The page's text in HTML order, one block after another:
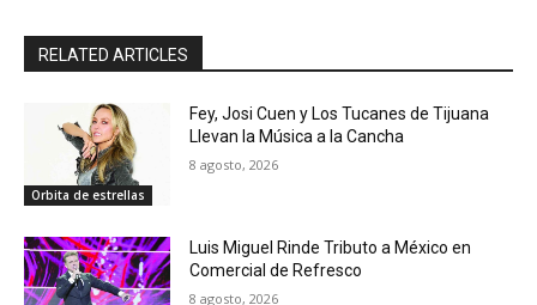
RELATED ARTICLES
Orbita de estrellas
Fey, Josi Cuen y Los Tucanes de Tijuana
Llevan la Música a la Cancha
8 agosto, 2026
Luis Miguel Rinde Tributo a México en
Comercial de Refresco
8 agosto, 2026